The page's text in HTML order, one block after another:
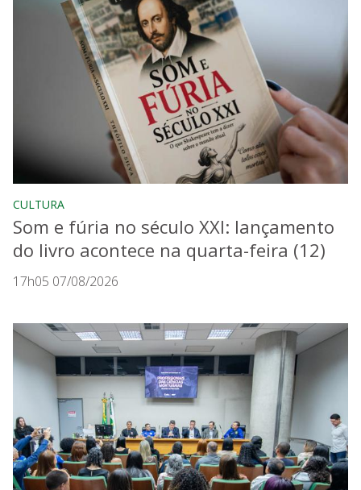
CULTURA
Som e fúria no século XXI: lançamento
do livro acontece na quarta-feira (12)
17h05 07/08/2026